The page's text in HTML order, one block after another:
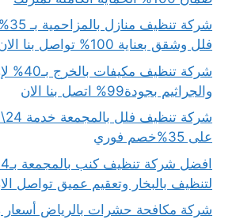
فلل وشقق بعناية 100% تواصل بنا الان
شركة تنظيف
والجراثيم بجودة99% اتصل بنا الان
على 35%خصم فوري
لتنظيف بالبخار وتعقيم عميق تواصل
شركة مكافحة حشرات بالرياض أسعار